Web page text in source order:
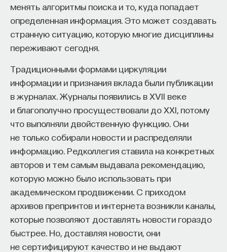
менять алгоритмы поиска и то, куда попадает
определенная информация. Это может создавать
странную ситуацию, которую многие дисциплины
переживают сегодня.
Традиционными формами циркуляции
информации и признания вклада были публикации
в журналах. Журналы появились в XVII веке
и благополучно просуществовали до XXI, потому
что выполняли двойственную функцию. Они
не только собирали новости и распределяли
информацию. Редколлегия ставила на конкретных
авторов и тем самым выдавала рекомендацию,
которую можно было использовать при
академическом продвижении. С приходом
архивов препринтов и интернета возникли каналы,
которые позволяют доставлять новости гораздо
быстрее. Но, доставляя новости, они
не сертифицируют качество и не выдают